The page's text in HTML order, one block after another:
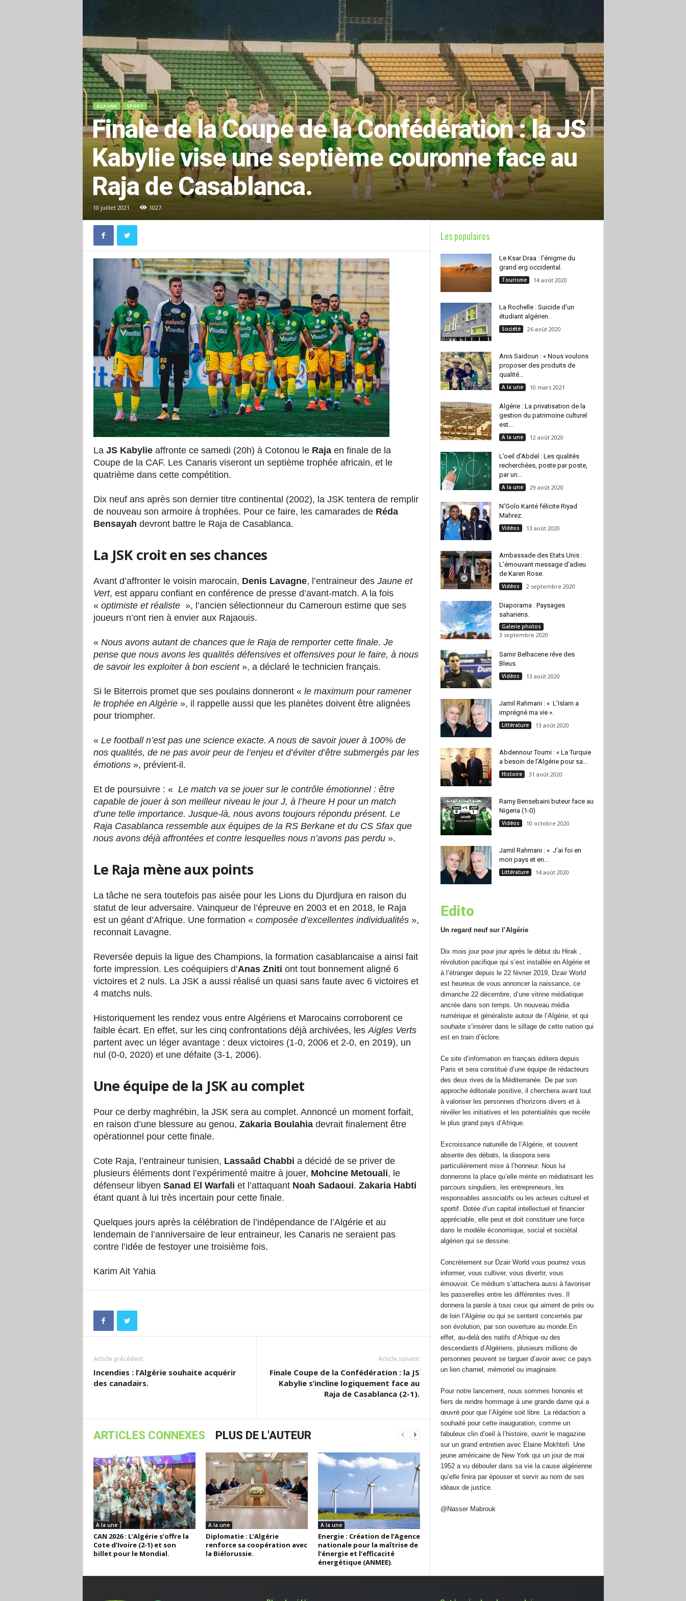
A LA UNE SPORT
Finale de la Coupe de la Confédération : la JS
Kabylie vise une septième couronne face au
Raja de Casablanca.
10 juillet 2021 1027
La JS Kabylieaffronte ce samedi (20h) à Cotonou le Raja en finale de la
Coupe de la CAF. Les Canaris viseront un septième trophée africain, et le
quatrième dans cette compétition.
Dix neuf ans après son dernier titre continental (2002), la JSK tentera de remplir
de nouveau son armoire à trophées. Pour ce faire, les camarades de Réda
Bensayah devront battre le Raja de Casablanca.
La JSK croit en ses chances
Avant d’affronter le voisin marocain, Denis Lavagne, l’entraineur des Jaune et
Vert, est apparu confiant en conférence de presse d’avant-match. A la fois
«optimiste et réaliste », l’ancien sélectionneur du Cameroun estime que ses
joueurs n’ont rien à envier aux Rajaouis.
« Nous avons autant de chances que le Raja de remporter cette finale. Je
pense que nous avons les qualités défensives et offensives pour le faire, à nous
de savoir les exploiter à bon escient», a déclaré le technicien français.
Si le Biterrois promet que ses poulains donneront « le maximum pour ramener
le trophée en Algérie», il rappelle aussi que les planètes doivent être alignées
pour triompher.
« Le football n’est pas une science exacte. A nous de savoir jouer à 100% de
nos qualités, de ne pas avoir peur de l’enjeu et d’éviter d’être submergés par les
émotions», prévient-il.
Et de poursuivre : « Le match va se jouer sur le contrôle émotionnel : être
capable de jouer à son meilleur niveau le jour J, à l’heure H pour un match
d’une telle importance. Jusque-là, nous avons toujours répondu présent. Le
Raja Casablanca ressemble aux équipes de la RS Berkane et du CS Sfax que
nous avons déjà affrontées et contre lesquelles nous n’avons pas perdu ».
Le Raja mène aux points
La tâche ne sera toutefois pas aisée pour les Lions du Djurdjura en raison du
statut de leur adversaire. Vainqueur de l’épreuve en 2003 et en 2018, le Raja
est un géant d’Afrique. Une formation « composée d’excellentes individualités »,
reconnait Lavagne.
Reversée depuis la ligue des Champions, la formation casablancaise a ainsi fait
forte impression. Les coéquipiers d’Anas Zniti ont tout bonnement aligné 6
victoires et 2 nuls. La JSK a aussi réalisé un quasi sans faute avec 6 victoires et
4 matchs nuls.
Historiquement les rendez vous entre Algériens et Marocains corroborent ce
faible écart. En effet, sur les cinq confrontations déjà archivées, lesAigles Verts
partent avec un léger avantage : deux victoires (1-0, 2006 et 2-0, en 2019), un
nul (0-0, 2020) et une défaite (3-1, 2006).
Une équipe de la JSK au complet
Pour ce derby maghrébin, la JSK sera au complet. Annoncé un moment forfait,
en raison d’une blessure au genou, Zakaria Boulahia devrait finalement être
opérationnel pour cette finale.
Cote Raja, l’entraineur tunisien, Lassaâd Chabbi a décidé de se priver de
plusieurs éléments dont l’expérimenté maitre à jouer, Mohcine Metouali, le
défenseur libyen Sanad El Warfali et l’attaquant Noah Sadaoui. Zakaria Habti
étant quant à lui très incertain pour cette finale.
Quelques jours après la célébration de l’indépendance de l’Algérie et au
lendemain de l’anniversaire de leur entraineur, les Canaris ne seraient pas
contre l’idée de festoyer une troisième fois.
Karim Ait Yahia
Article précédent
Incendies : l’Algérie souhaite acquérir
des canadairs.
Article suivant
Finale Coupe de la Confédération : la JS
Kabylie s’incline logiquement face au
Raja de Casablanca (2-1).
ARTICLES CONNEXES PLUS DE L'AUTEUR
A la une
CAN 2026 : L’Algérie s’offre la
Cote d’Ivoire (2-1) et son
billet pour le Mondial.
A la une
Diplomatie : L’Algérie
renforce sa coopération avec
la Biélorussie.
A la une
Energie : Création de l’Agence
nationale pour la maîtrise de
l’énergie et l’efficacité
énergétique (ANMEE).
Les populaires
Le Ksar Draa : l’énigme du
grand erg occidental.
Tourisme 14 août 2020
La Rochelle : Suicide d’un
étudiant algérien.
Société 26 août 2020
Anis Saidoun : « Nous voulons
proposer des produits de
qualité...
A la une 10 mars 2021
Algérie : La privatisation de la
gestion du patrimoine culturel
est...
A la une 12 août 2020
L’oeil d’Abdel : Les qualités
recherchées, poste par poste,
par un...
A la une 29 août 2020
N’Golo Kanté félicite Riyad
Mahrez.
Vidéos 13 août 2020
Ambassade des Etats Unis :
L’émouvant message d’adieu
de Karen Rose.
Vidéos 2 septembre 2020
Diaporama : Paysages
sahariens.
Galerie photos
3 septembre 2020
Samir Belhacene rêve des
Bleus.
Vidéos 13 août 2020
Jamil Rahmani : « L’Islam a
imprégné ma vie ».
Littérature 13 août 2020
Abdennour Toumi : « La Turquie
a besoin de l’Algérie pour sa...
Histoire 31 août 2020
Ramy Bensebaini buteur face au
Nigeria (1-0)
Vidéos 10 octobre 2020
Jamil Rahmani : « J’ai foi en
mon pays et en...
Littérature 14 août 2020
Edito
Un regard neuf sur l’Algérie
Dix mois jour pour jour après le début du Hirak ,
révolution pacifique qui s’est installée en Algérie et
à l’étranger depuis le 22 février 2019, Dzair World
est heureux de vous annoncer la naissance, ce
dimanche 22 décembre, d’une vitrine médiatique
ancrée dans son temps. Un nouveau média
numérique et généraliste autour de l’Algérie, et qui
souhaite s’insérer dans le sillage de cette nation qui
est en train d’éclore.
Ce site d’information en français éditera depuis
Paris et sera constitué d’une équipe de rédacteurs
des deux rives de la Méditerranée. De par son
approche éditoriale positive, il cherchera avant tout
à valoriser les personnes d’horizons divers et à
révéler les initiatives et les potentialités que recèle
le plus grand pays d’Afrique.
Excroissance naturelle de l’Algérie, et souvent
absente des débats, la diaspora sera
particulièrement mise à l’honneur. Nous lui
donnerons la place qu’elle mérite en médiatisant les
parcours singuliers, les entrepreneurs, les
responsables associatifs ou les acteurs culturel et
sportif. Dotée d’un capital intellectuel et financier
appréciable, elle peut et doit constituer une force
dans le modèle économique, social et sociétal
algérien qui se dessine.
Concrètement sur Dzair World vous pourrez vous
informer, vous cultiver, vous divertir, vous
émouvoir. Ce médium s’attachera aussi à favoriser
les passerelles entre les différentes rives. Il
donnera la parole à tous ceux qui aiment de près ou
de loin l’Algérie ou qui se sentent concernés par
son évolution, par son ouverture au monde.En
effet, au-delà des natifs d’Afrique ou des
descendants d’Algériens, plusieurs millions de
personnes peuvent se targuer d’avoir avec ce pays
un lien charnel, mémoriel ou imaginaire.
Pour notre lancement, nous sommes honorés et
fiers de rendre hommage à une grande dame qui a
œuvré pour que l’Algérie soit libre. La rédaction a
souhaité pour cette inauguration, comme un
fabuleux clin d’oeil à l’histoire, ouvrir le magazine
sur un grand entretien avec Elaine Mokhtefi. Une
jeune américaine de New York qui un jour de mai
1952 a vu débouler dans sa vie la cause algérienne
qu’elle finira par épouser et servir au nom de ses
idéaux de justice.
@Nasser Mabrouk